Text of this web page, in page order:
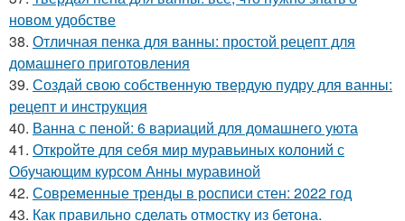
новом удобстве
38. Отличная пенка для ванны: простой рецепт для
домашнего приготовления
39. Создай свою собственную твердую пудру для ванны:
рецепт и инструкция
40. Ванна с пеной: 6 вариаций для домашнего уюта
41. Откройте для себя мир муравьиных колоний с
Обучающим курсом Анны муравиной
42. Современные тренды в росписи стен: 2022 год
43. Как правильно сделать отмостку из бетона.